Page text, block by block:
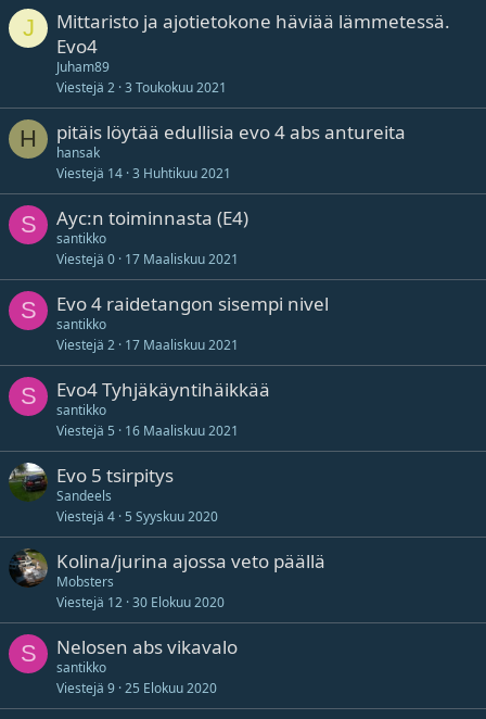
J
Mittaristo ja ajotietokone häviää lämmetessä.
Evo4
Juham89
Viestejä 2 3 Toukokuu 2021
H pitäis löytää edullisia evo 4 abs antureita
hansak
Viestejä 14 3 Huhtikuu 2021
S Ayc:n toiminnasta (E4)
santikko
Viestejä 0 17 Maaliskuu 2021
S Evo 4 raidetangon sisempi nivel
santikko
Viestejä 2 17 Maaliskuu 2021
S Evo4 Tyhjäkäyntihäikkää
santikko
Viestejä 5 16 Maaliskuu 2021
Evo 5 tsirpitys
Sandeels
Viestejä 4 5 Syyskuu 2020
Kolina/jurina ajossa veto päällä
Mobsters
Viestejä 12 30 Elokuu 2020
S Nelosen abs vikavalo
santikko
Viestejä 9 25 Elokuu 2020